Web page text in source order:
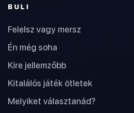
BULI
Felelsz vagy mersz
Én még soha
Kire jellemzőbb
Kitalálós játék ötletek
Melyiket választanád?